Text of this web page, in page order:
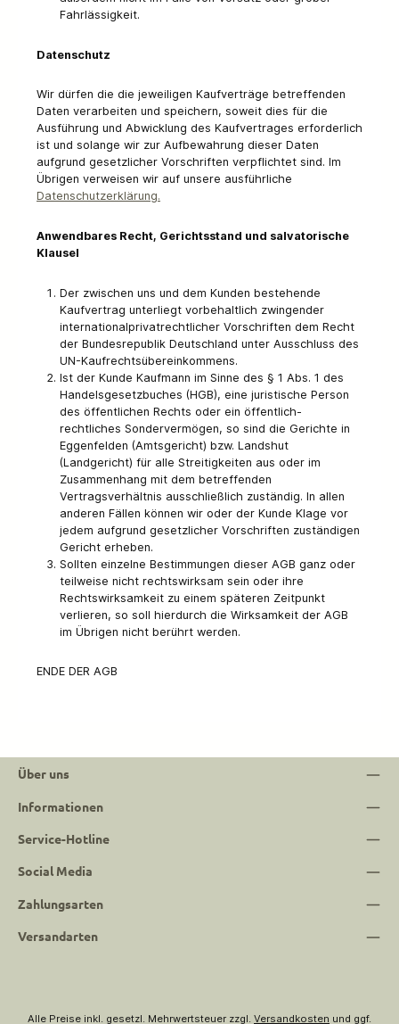
Fahrlässigkeit.
Datenschutz
Wir dürfen die die jeweiligen Kaufverträge betreffenden
Daten verarbeiten und speichern, soweit dies für die
Ausführung und Abwicklung des Kaufvertrages erforderlich
ist und solange wir zur Aufbewahrung dieser Daten
aufgrund gesetzlicher Vorschriften verpflichtet sind. Im
Übrigen verweisen wir auf unsere ausführliche
Datenschutzerklärung.
Anwendbares Recht, Gerichtsstand und salvatorische
Klausel
Der zwischen uns und dem Kunden bestehende
Kaufvertrag unterliegt vorbehaltlich zwingender
internationalprivatrechtlicher Vorschriften dem Recht
der Bundesrepublik Deutschland unter Ausschluss des
UN-Kaufrechtsübereinkommens.
Ist der Kunde Kaufmann im Sinne des § 1 Abs. 1 des
Handelsgesetzbuches (HGB), eine juristische Person
des öffentlichen Rechts oder ein öffentlich-
rechtliches Sondervermögen, so sind die Gerichte in
Eggenfelden (Amtsgericht) bzw. Landshut
(Landgericht) für alle Streitigkeiten aus oder im
Zusammenhang mit dem betreffenden
Vertragsverhältnis ausschließlich zuständig. In allen
anderen Fällen können wir oder der Kunde Klage vor
jedem aufgrund gesetzlicher Vorschriften zuständigen
Gericht erheben.
Sollten einzelne Bestimmungen dieser AGB ganz oder
teilweise nicht rechtswirksam sein oder ihre
Rechtswirksamkeit zu einem späteren Zeitpunkt
verlieren, so soll hierdurch die Wirksamkeit der AGB
im Übrigen nicht berührt werden.
ENDE DER AGB
Über uns
Informationen
Service-Hotline
Social Media
Zahlungsarten
Versandarten
Alle Preise inkl. gesetzl. Mehrwertsteuer zzgl. Versandkosten und ggf.